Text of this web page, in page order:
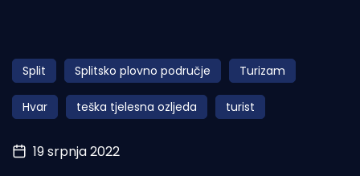
Obala
Otoci
Turizam i nautika
Pomorstvo
Split Splitsko plovno područje Turizam
Hvar teška tjelesna ozljeda turist
19 srpnja 2022